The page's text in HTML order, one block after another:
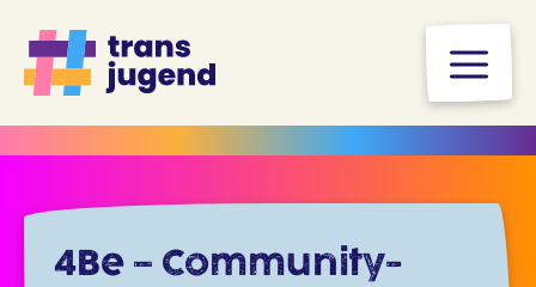
Inhalt
springen
4Be – Community-